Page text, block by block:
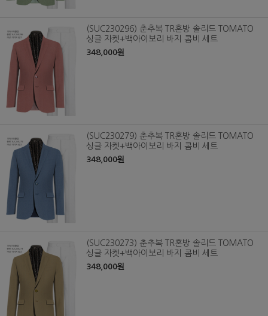
(SUC230296) 춘추복 TR혼방 솔리드 TOMATO
싱글 자켓+백아이보리 바지 콤비 세트
348,000원
(SUC230279) 춘추복 TR혼방 솔리드 TOMATO
싱글 자켓+백아이보리 바지 콤비 세트
348,000원
(SUC230273) 춘추복 TR혼방 솔리드 TOMATO
싱글 자켓+백아이보리 바지 콤비 세트
348,000원